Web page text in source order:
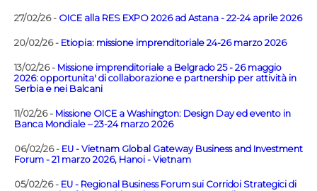
27/02/26 - OICE alla RES EXPO 2026 ad Astana - 22-24 aprile 2026
20/02/26 - Etiopia: missione imprenditoriale 24-26 marzo 2026
13/02/26 - Missione imprenditoriale a Belgrado 25 - 26 maggio
2026: opportunita' di collaborazione e partnership per attività in
Serbia e nei Balcani
11/02/26 - Missione OICE a Washington: Design Day ed evento in
Banca Mondiale – 23-24 marzo 2026
06/02/26 - EU - Vietnam Global Gateway Business and Investment
Forum - 21 marzo 2026, Hanoi - Vietnam
05/02/26 - EU - Regional Business Forum sui Corridoi Strategici di